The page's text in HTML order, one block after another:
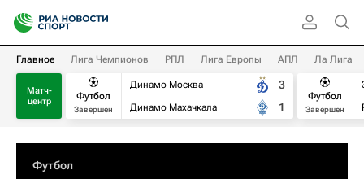
Главное Лига Чемпионов РПЛ Лига Европы АПЛ Ла Лига
Матч-
центр
Футбол
Завершен
Динамо Москва
Динамо Махачкала
3
1
Футбол
Завершен
Футбол